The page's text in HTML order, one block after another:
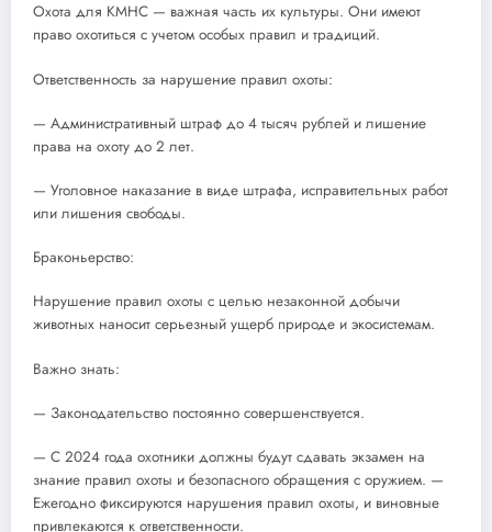
Охота для КМНС — важная часть их культуры. Они имеют
право охотиться с учетом особых правил и традиций.
Ответственность за нарушение правил охоты:
— Административный штраф до 4 тысяч рублей и лишение
права на охоту до 2 лет.
— Уголовное наказание в виде штрафа, исправительных работ
или лишения свободы.
Браконьерство:
Нарушение правил охоты с целью незаконной добычи
животных наносит серьезный ущерб природе и экосистемам.
Важно знать:
— Законодательство постоянно совершенствуется.
— С 2024 года охотники должны будут сдавать экзамен на
знание правил охоты и безопасного обращения с оружием. —
Ежегодно фиксируются нарушения правил охоты, и виновные
привлекаются к ответственности.